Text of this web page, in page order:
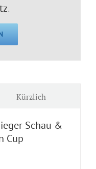
.
Kürzlich
Schau &
Cup